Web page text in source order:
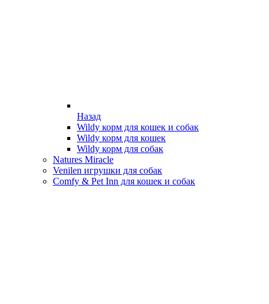
Назад
Wildy корм для кошек и собак
Wildy корм для кошек
Wildy корм для собак
Natures Miracle
Venilen игрушки для собак
Comfy & Pet Inn для кошек и собак